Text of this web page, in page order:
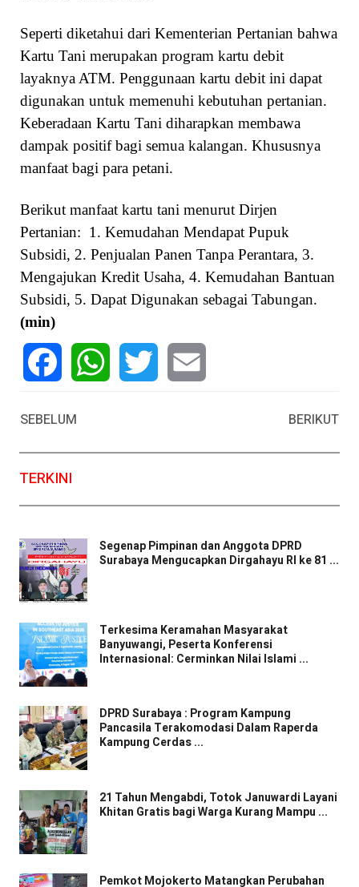
Seperti diketahui dari Kementerian Pertanian bahwa
Kartu Tani merupakan program kartu debit
layaknya ATM. Penggunaan kartu debit ini dapat
digunakan untuk memenuhi kebutuhan pertanian.
Keberadaan Kartu Tani diharapkan membawa
dampak positif bagi semua kalangan. Khususnya
manfaat bagi para petani.
Berikut manfaat kartu tani menurut Dirjen
Pertanian: 1. Kemudahan Mendapat Pupuk
Subsidi, 2. Penjualan Panen Tanpa Perantara, 3.
Mengajukan Kredit Usaha, 4. Kemudahan Bantuan
Subsidi, 5. Dapat Digunakan sebagai Tabungan.
(min)
SEBELUM
BERIKUT
TERKINI
Segenap Pimpinan dan Anggota DPRD
Surabaya Mengucapkan Dirgahayu RI ke 81 ...
Terkesima Keramahan Masyarakat
Banyuwangi, Peserta Konferensi
Internasional: Cerminkan Nilai Islami ...
DPRD Surabaya : Program Kampung
Pancasila Terakomodasi Dalam Raperda
Kampung Cerdas ...
21 Tahun Mengabdi, Totok Januwardi Layani
Khitan Gratis bagi Warga Kurang Mampu ...
Pemkot Mojokerto Matangkan Perubahan